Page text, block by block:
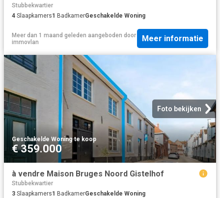
Stubbekwartier
4 Slaapkamers1 BadkamerGeschakelde Woning
Meer dan 1 maand geleden aangeboden door
immovlan
Meer informatie
Foto bekijken
Geschakelde Woning·te koop
€ 359.000
à vendre Maison Bruges Noord Gistelhof
Stubbekwartier
3 Slaapkamers1 BadkamerGeschakelde Woning